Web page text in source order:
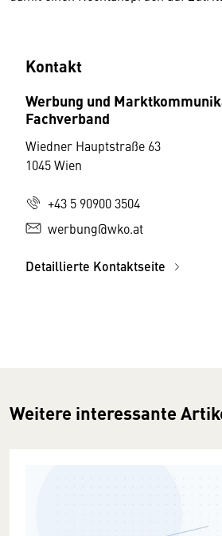
Kontakt
Werbung und
Fachverband
Wiedner Hauptstraße 63
1045 Wien
+43 5 90900 3504
werbung@wko.at
Detaillierte Kontaktseite
Weitere interessante